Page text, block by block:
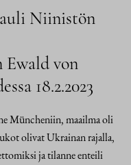
Niinistön
Ewald von
18.2.2023
Müncheniin, maailma oli
olivat Ukrainan rajalla,
ja tilanne enteili